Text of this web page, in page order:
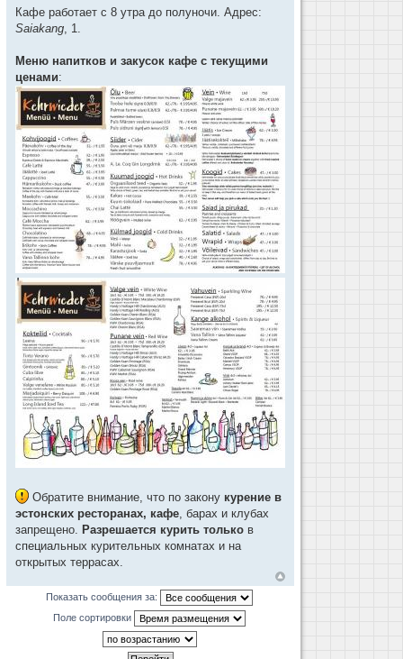
Кафе работает с 8 утра до полуночи. Адрес:
Saiakang, 1.
Меню напитков и закусок кафе с текущими
ценами:
Обратите внимание, что по закону курение в
эстонских ресторанах, кафе, барах и клубах
запрещено. Разрешается курить только в
специальных курительных комнатах и на
открытых террасах.
Показать сообщения за:
Поле сортировки